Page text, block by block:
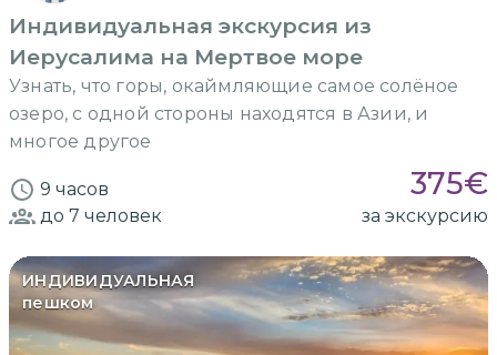
Индивидуальная экскурсия из
Иерусалима на Мертвое море
Узнать, что горы, окаймляющие самое солёное
озеро, с одной стороны находятся в Азии, и
многое другое
9 часов 375€
до 7 человек за экскурсию
ИНДИВИДУАЛЬНАЯ
пешком